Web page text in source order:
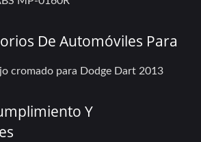
De Automóviles Para
cromado para Dodge Dart 2013
Y